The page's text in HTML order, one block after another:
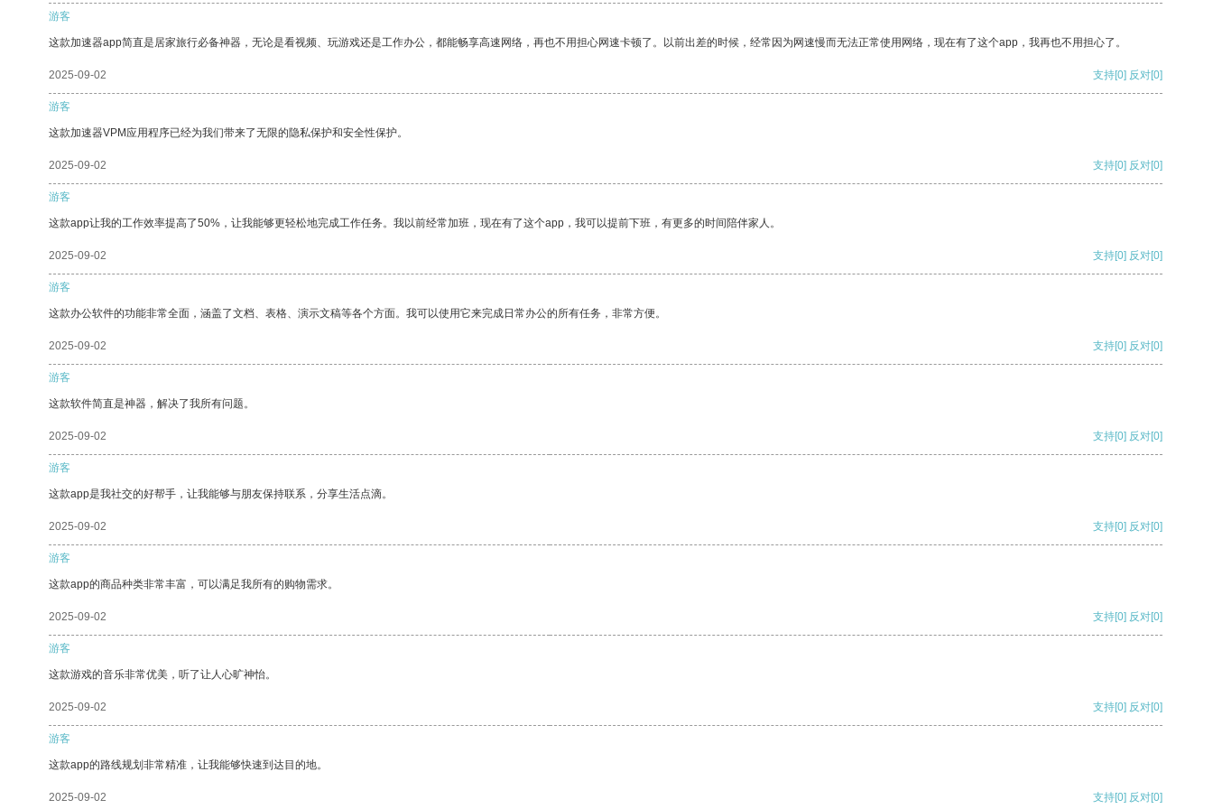
游客
这款加速器app简直是居家旅行必备神器，无论是看视频、玩游戏还是工作办公，都能畅享高速网络，再也不用担心网速卡顿了。以前出差的时候，经常因为网速慢而无法正常使用网络，现在有了这个app，我再也不用担心了。
2025-09-02 支持[0] 反对[0]
游客
这款加速器VPM应用程序已经为我们带来了无限的隐私保护和安全性保护。
2025-09-02 支持[0] 反对[0]
游客
这款app让我的工作效率提高了50%，让我能够更轻松地完成工作任务。我以前经常加班，现在有了这个app，我可以提前下班，有更多的时间陪伴家人。
2025-09-02 支持[0] 反对[0]
游客
这款办公软件的功能非常全面，涵盖了文档、表格、演示文稿等各个方面。我可以使用它来完成日常办公的所有任务，非常方便。
2025-09-02 支持[0] 反对[0]
游客
这款软件简直是神器，解决了我所有问题。
2025-09-02 支持[0] 反对[0]
游客
这款app是我社交的好帮手，让我能够与朋友保持联系，分享生活点滴。
2025-09-02 支持[0] 反对[0]
游客
这款app的商品种类非常丰富，可以满足我所有的购物需求。
2025-09-02 支持[0] 反对[0]
游客
这款游戏的音乐非常优美，听了让人心旷神怡。
2025-09-02 支持[0] 反对[0]
游客
这款app的路线规划非常精准，让我能够快速到达目的地。
2025-09-02 支持[0] 反对[0]